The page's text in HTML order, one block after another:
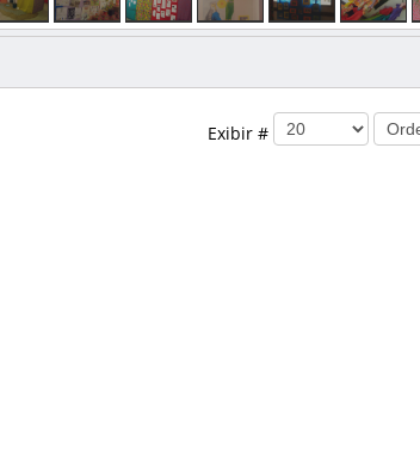
Exibir #